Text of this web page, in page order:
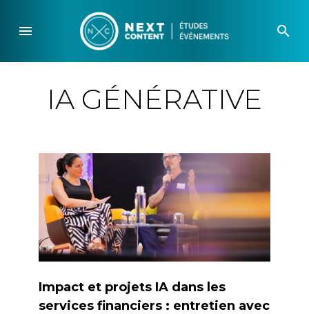
content
menu search
IA GÉNÉRATIVE
Impact et projets IA dans les
services financiers : entretien avec